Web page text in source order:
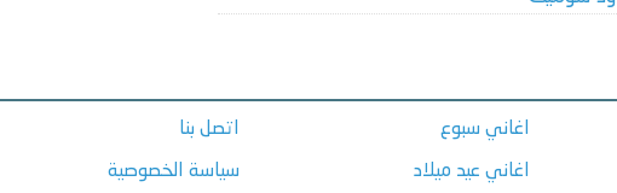
اغاني سبوع
اغاني عيد ميلاد
اتصل بنا
سياسة الخصوصية